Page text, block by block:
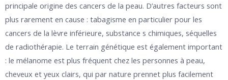
principale origine des cancers de la peau. D’autres facteurs sont
plus rarement en cause : tabagisme en particulier pour les
cancers de la lèvre inférieure, substance s chimiques, séquelles
de radiothérapie. Le terrain génétique est également important
: le mélanome est plus fréquent chez les personnes à peau,
cheveux et yeux clairs, qui par nature prennet plus facilement